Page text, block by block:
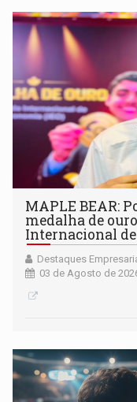
MAPLE BEAR:
medalha de
Internacional
Destaques
03 de Agosto de